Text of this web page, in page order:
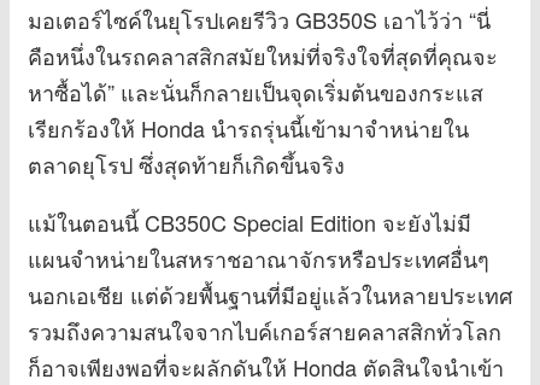
มอเตอร์ไซค์ในยุโรปเคยรีวิว GB350S เอาไว้ว่า “นี่
คือหนึ่งในรถคลาสสิกสมัยใหม่ที่จริงใจที่สุดที่คุณจะ
หาซื้อได้” และนั่นก็กลายเป็นจุดเริ่มต้นของกระแส
เรียกร้องให้ Honda นำรถรุ่นนี้เข้ามาจำหน่ายใน
ตลาดยุโรป ซึ่งสุดท้ายก็เกิดขึ้นจริง
แม้ในตอนนี้ CB350C Special Edition จะยังไม่มี
แผนจำหน่ายในสหราชอาณาจักรหรือประเทศอื่นๆ
นอกเอเชีย แต่ด้วยพื้นฐานที่มีอยู่แล้วในหลายประเทศ
รวมถึงความสนใจจากไบค์เกอร์สายคลาสสิกทั่วโลก
ก็อาจเพียงพอที่จะผลักดันให้ Honda ตัดสินใจนำเข้า